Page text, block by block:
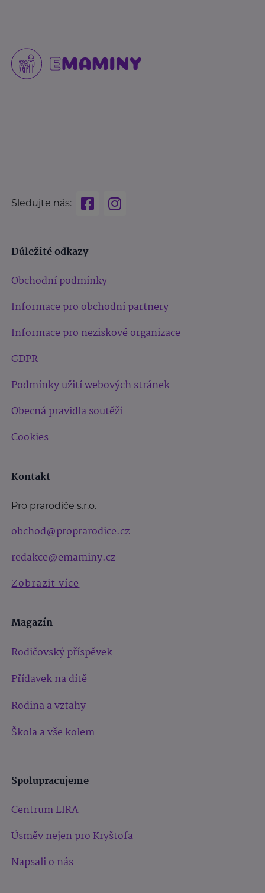
Sledujte nás:
Důležité odkazy
Obchodní podmínky
Informace pro obchodní partnery
Informace pro neziskové organizace
GDPR
Podmínky užití webových stránek
Obecná pravidla soutěží
Cookies
Kontakt
Pro prarodiče s.r.o.
obchod@proprarodice.cz
redakce@emaminy.cz
Zobrazit více
Magazín
Rodičovský příspěvek
Přídavek na dítě
Rodina a vztahy
Škola a vše kolem
Spolupracujeme
Centrum LIRA
Úsměv nejen pro Kryštofa
Napsali o nás